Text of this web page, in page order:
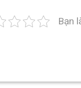
Bạn